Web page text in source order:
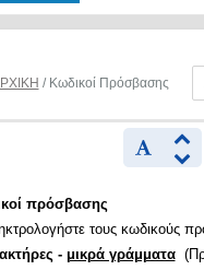
/ Κωδικοί Πρόσβασης
πρόσβασης
τους κωδικούς
- μικρά γράμματα